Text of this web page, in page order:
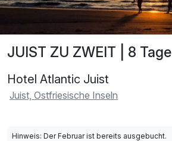
JUIST ZU ZWEIT | 8 Tage
Hotel Atlantic Juist
Juist, Ostfriesische Inseln
Hinweis: Der Februar ist bereits ausgebucht.